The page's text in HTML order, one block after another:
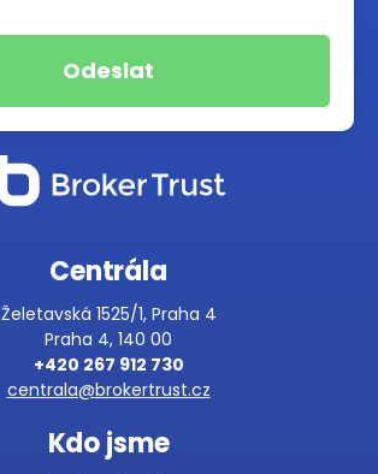
Centrála
Želetavská 1525/1, Praha 4
Praha 4, 140 00
+420 267 912 730
centrala@brokertrust.cz
Kdo jsme